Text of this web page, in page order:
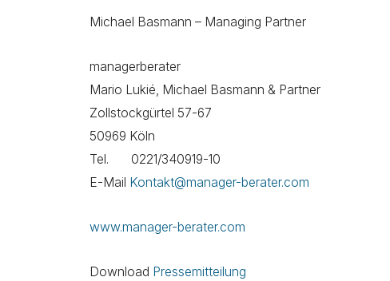
Michael Basmann – Managing Partner
managerberater
Mario Lukié, Michael Basmann & Partner
Zollstockgürtel 57-67
50969 Köln
Tel. 0221/340919-10
E-Mail Kontakt@manager-berater.com
www.manager-berater.com
Download Pressemitteilung